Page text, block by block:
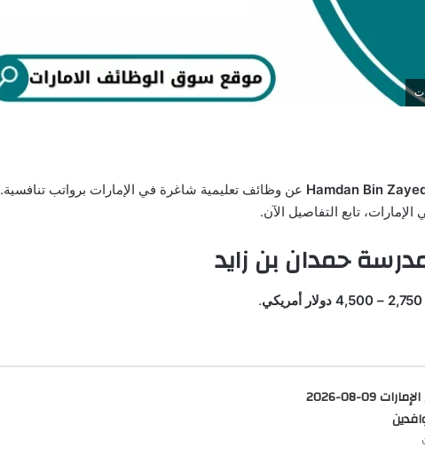
Hamdan Bin عن وظائف تعليمية شاغرة في الإمارات برواتب تنافسية.
تابع التفاصيل الآن.
حمدان بن زايد
2,750 – 4,500 دولار أمريكي .
وظائف في الإمارات 09-08-2026